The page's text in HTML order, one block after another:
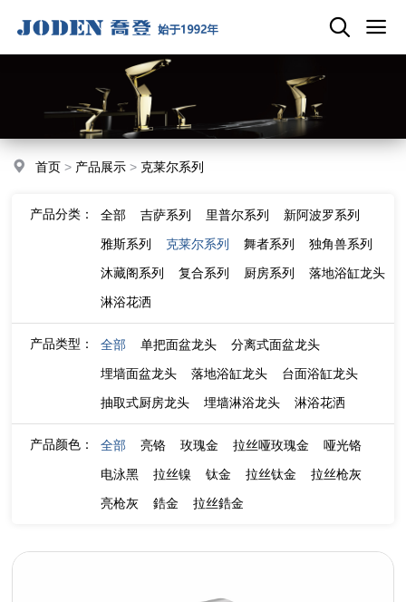
首页 > 产品展示 >克莱尔系列
产品分类： 全部 吉萨系列 里普尔系列
新阿波罗系列
雅斯系列
克莱尔系列 舞者系列
独角兽系列
沐藏阁系列
复合系列 厨房系列
落地浴缸龙头
淋浴花洒
产品类型： 全部 单把面盆龙头
分离式面盆龙头
埋墙面盆龙头
落地浴缸龙头
台面浴缸龙头
抽取式厨房龙头
埋墙淋浴龙头 淋浴花洒
产品颜色： 全部 亮铬 玫瑰金 拉丝哑玫瑰金
哑光铬
电泳黑
拉丝镍 钛金 拉丝钛金
拉丝枪灰
亮枪灰
鋯金 拉丝鋯金